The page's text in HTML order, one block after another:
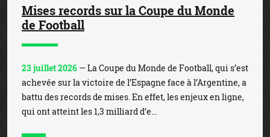
Mises records sur la Coupe du Monde
de Football
23 juillet 2026 — La Coupe du Monde de Football, qui s’est
achevée sur la victoire de l’Espagne face à l’Argentine, a
battu des records de mises. En effet, les enjeux en ligne,
qui ont atteint les 1,3 milliard d’e...